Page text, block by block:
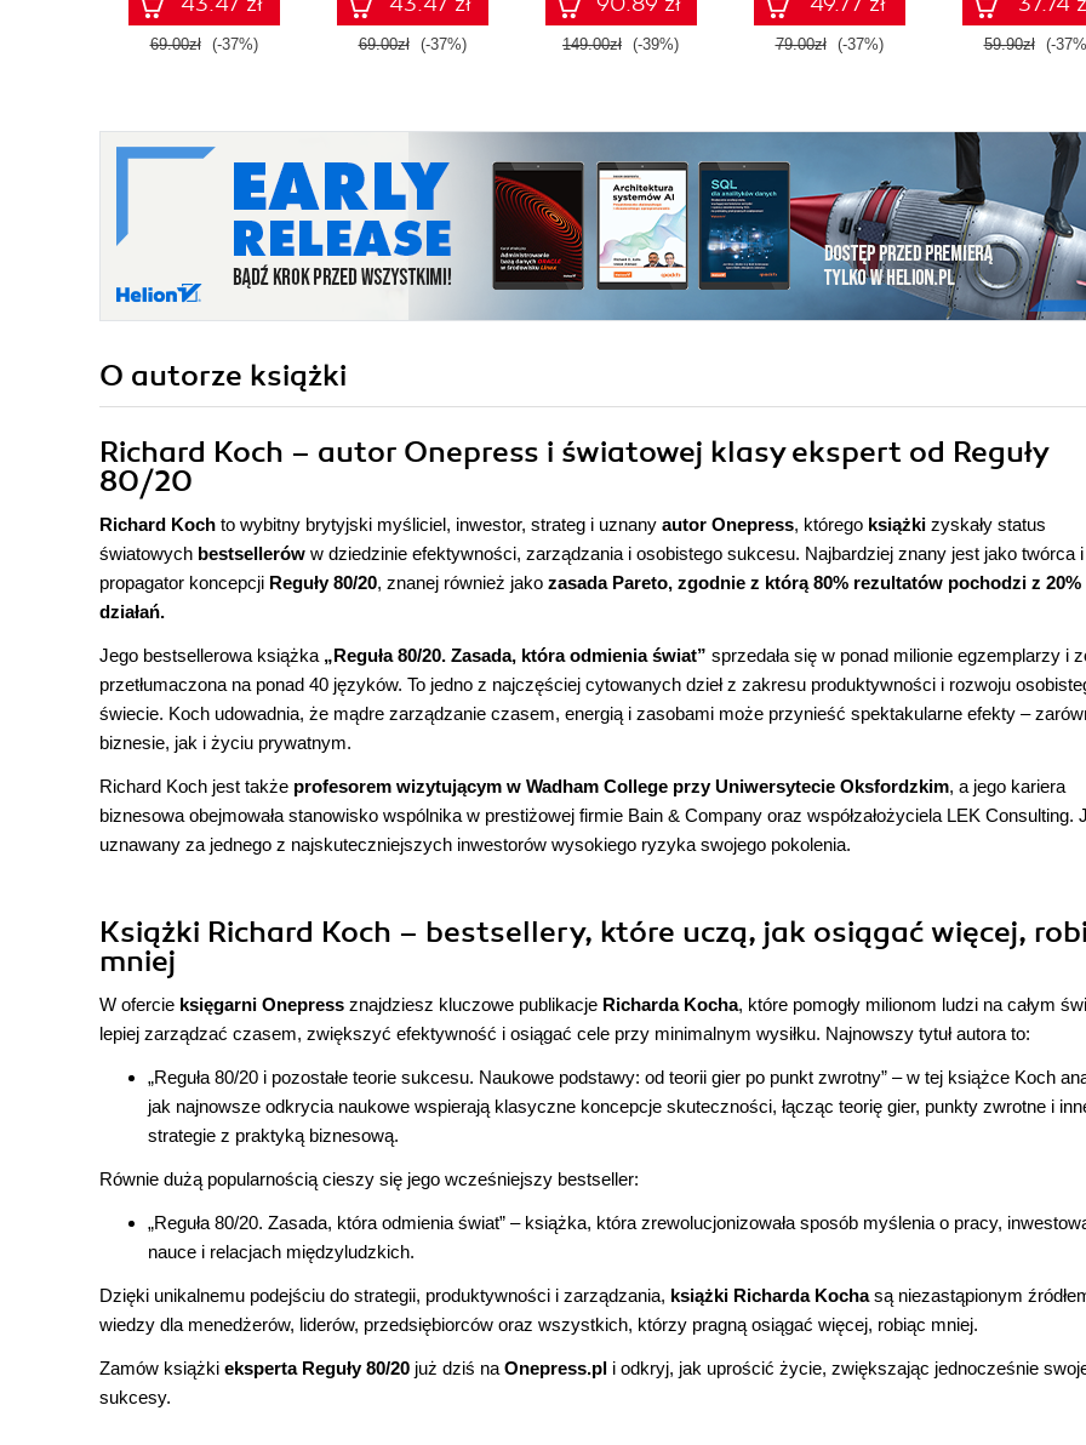
69.00zł (-37%) 69.00zł (-37%) 149.00zł (-39%) 79.00zł (-37%) 59.90zł (-
O autorze książki
Richard Koch – autor Onepress i światowej klasy ekspert od Reguły
80/20
Richard Koch to wybitny brytyjski myśliciel, inwestor, strateg i uznany autor Onepress, którego książki zyskały status
światowych bestsellerów w dziedzinie efektywności, zarządzania i osobistego sukcesu. Najbardziej znany jest jako twórca i
propagator koncepcji Reguły 80/20, znanej również jako zasada Pareto, zgodnie z którą 80% rezultatów pochodzi z 20%
działań.
Jego bestsellerowa książka „Reguła 80/20. Zasada, która odmienia świat” sprzedała się w ponad milionie egzemplarzy i
przetłumaczona na ponad 40 języków. To jedno z najczęściej cytowanych dzieł z zakresu produktywności i rozwoju
świecie. Koch udowadnia, że mądre zarządzanie czasem, energią i zasobami może przynieść spektakularne efekty –
biznesie, jak i życiu prywatnym.
Richard Koch jest także profesorem wizytującym w Wadham College przy Uniwersytecie Oksfordzkim, a jego kariera
biznesowa obejmowała stanowisko wspólnika w prestiżowej firmie Bain & Company oraz współzałożyciela LEK Consulting.
uznawany za jednego z najskuteczniejszych inwestorów wysokiego ryzyka swojego pokolenia.
Książki Richard Koch – bestsellery, które uczą, jak osiągać więcej,
mniej
W ofercie księgarni Onepress znajdziesz kluczowe publikacje Richarda Kocha, które pomogły milionom ludzi na całym
lepiej zarządzać czasem, zwiększyć efektywność i osiągać cele przy minimalnym wysiłku. Najnowszy tytuł autora to:
„Reguła 80/20 i pozostałe teorie sukcesu. Naukowe podstawy: od teorii gier po punkt zwrotny” – w tej książce Koch
jak najnowsze odkrycia naukowe wspierają klasyczne koncepcje skuteczności, łącząc teorię gier, punkty zwrotne i
strategie z praktyką biznesową.
Równie dużą popularnością cieszy się jego wcześniejszy bestseller:
„Reguła 80/20. Zasada, która odmienia świat” – książka, która zrewolucjonizowała sposób myślenia o pracy,
nauce i relacjach międzyludzkich.
Dzięki unikalnemu podejściu do strategii, produktywności i zarządzania, książki Richarda Kochasą niezastąpionym
wiedzy dla menedżerów, liderów, przedsiębiorców oraz wszystkich, którzy pragną osiągać więcej, robiąc mniej.
Zamów książki eksperta Reguły 80/20 już dziś na Onepress.pl i odkryj, jak uprościć życie, zwiększając jednocześnie
sukcesy.